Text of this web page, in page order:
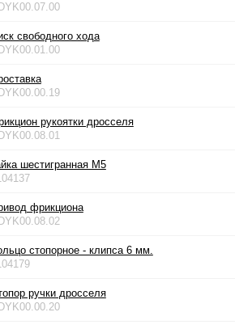
свободного хода
рукоятки дросселя
шестигранная М5
фрикциона
стопорное - клипса 6 мм.
ручки дросселя